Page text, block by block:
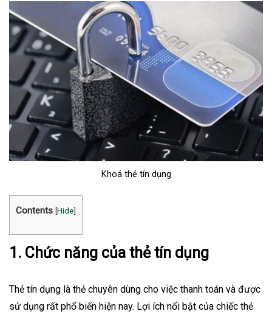
Khoá thẻ tín dụng
Contents [Hide]
1. Chức năng của thẻ tín dụng
Thẻ tín dụng là thẻ chuyên dùng cho việc thanh toán và được
sử dụng rất phổ biến hiện nay. Lợi ích nổi bật của chiếc thẻ